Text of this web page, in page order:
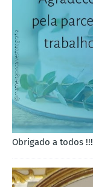
Obrigado a todos !!!